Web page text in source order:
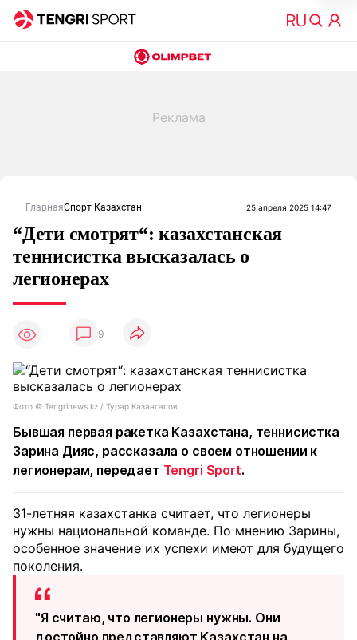
ГлавнаяСпорт Казахстан 25 апреля 2025 14:47
“Дети смотрят“: казахстанская
теннисистка высказалась о
легионерах
9
Фото ©️ Tengrinews.kz / Турар Казангапов
Бывшая первая ракетка Казахстана, теннисистка
Зарина Дияс, рассказала о своем отношении к
легионерам, передает Tengri Sport.
31-летняя казахстанка считает, что легионеры
нужны национальной команде. По мнению Зарины,
особенное значение их успехи имеют для будущего
поколения.
"Я считаю, что легионеры нужны. Они
достойно представляют Казахстан на